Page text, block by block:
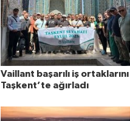
Vaillant başarılı iş ortaklarını
Taşkent’te ağırladı